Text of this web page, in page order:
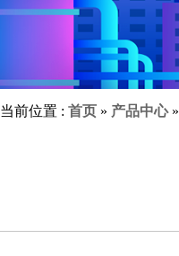
当前位置 : 首页 » 产品中心»